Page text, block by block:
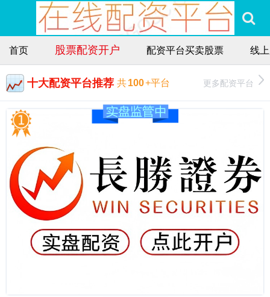
首页 股票配资开户 配资平台买卖股票 线
十大配资平台推荐 共100+平台 更多配资平台